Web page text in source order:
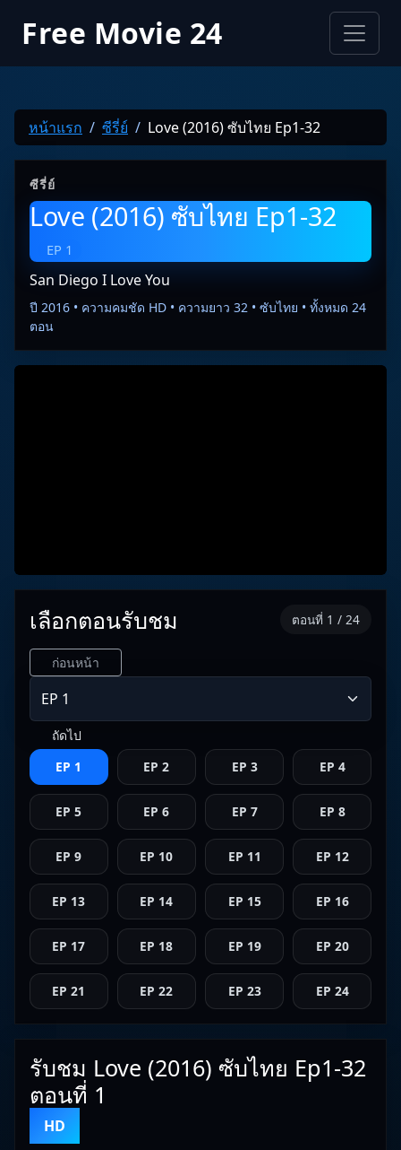
Free Movie 24
หน้าแรก ซีรี่ย์ Love (2016) ซับไทย Ep1-32
ซีรี่ย์
Love (2016) ซับไทย Ep1-32
EP 1
San Diego I Love You
ปี 2016 • ความคมชัด HD • ความยาว 32 • ซับไทย • ทั้งหมด 24
ตอน
เลือกตอนรับชม ตอนที่ 1 / 24
ก่อนหน้า
ถัดไป
EP 1
EP 2 EP 3 EP 4
EP 5 EP 6 EP 7 EP 8
EP 9 EP 10 EP 11 EP 12
EP 13 EP 14 EP 15 EP 16
EP 17 EP 18 EP 19 EP 20
EP 21 EP 22 EP 23 EP 24
รับชม Love (2016) ซับไทย Ep1-32
ตอนที่ 1
HD